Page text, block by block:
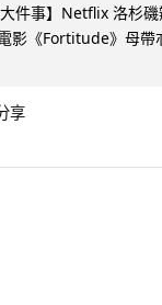
大件事】Netflix 洛杉
影《Fortitude》母帶
享